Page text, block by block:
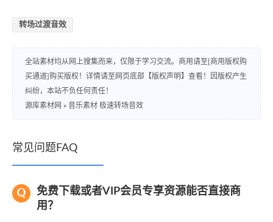
转场过渡音效
全站素材均从网上搜集而来，仅限于学习交流。商用请至[商用版权购
买通道]购买版权！详情请至网页底部【版权声明】查看！因版权产生
纠纷，本站不负任何责任！
源库素材网 » 音乐素材 极速转场音效
常见问题FAQ
免费下载或者VIP会员专享资源能否直接商
用？